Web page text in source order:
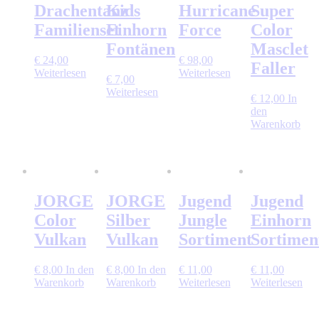
Drachentanz
Familienset
€ 24,00
Weiterlesen
Kids
Einhorn
Fontänen
€ 7,00
Weiterlesen
Hurricane
Force
€98,00
Weiterlesen
Super
Color
Masclet
Faller
€12,00 In
den
Warenkorb
JORGE
Color
Vulkan
€ 8,00 In den
Warenkorb
JORGE
Silber
Vulkan
€ 8,00 In den
Warenkorb
Jugend
Jungle
Sortiment
€11,00
Weiterlesen
Jugend
Einhorn
€11,00
Weiterlesen